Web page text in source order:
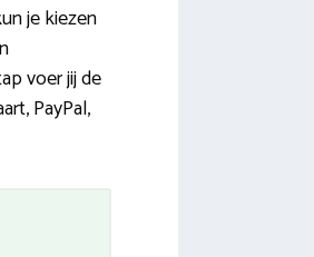
je kiezen
voer jij de
PayPal,